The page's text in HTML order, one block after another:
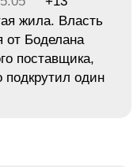
жила. Власть
от Боделана
поставщика,
один